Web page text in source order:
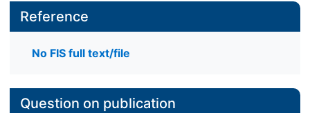
Reference
No FIS full text/file
Question on publication